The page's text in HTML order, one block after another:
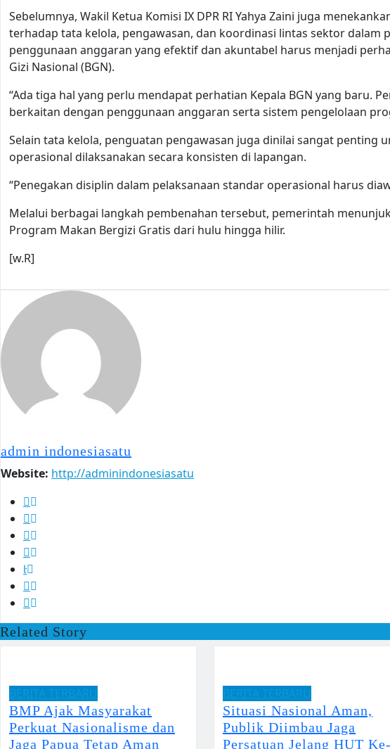
Sebelumnya, Wakil Ketua Komisi IX DPR RI Yahya Zaini juga
terhadap tata kelola, pengawasan, dan koordinasi lintas sektor dalam
penggunaan anggaran yang efektif dan akuntabel harus menjadi
Gizi Nasional (BGN).
“Ada tiga hal yang perlu mendapat perhatian Kepala BGN yang baru.
berkaitan dengan penggunaan anggaran serta sistem pengelolaan
Selain tata kelola, penguatan pengawasan juga dinilai sangat penting
operasional dilaksanakan secara konsisten di lapangan.
“Penegakan disiplin dalam pelaksanaan standar operasional harus
Melalui berbagai langkah pembenahan tersebut, pemerintah
Program Makan Bergizi Gratis dari hulu hingga hilir.
[w.R]
admin indonesiasatu
Website: http://adminindonesiasatu
Related Story
BMP Ajak Masyarakat
Perkuat Nasionalisme dan
Jaga Papua Tetap Aman
Situasi Nasional Aman,
Publik Diimbau Jaga
Persatuan Jelang HUT Ke-